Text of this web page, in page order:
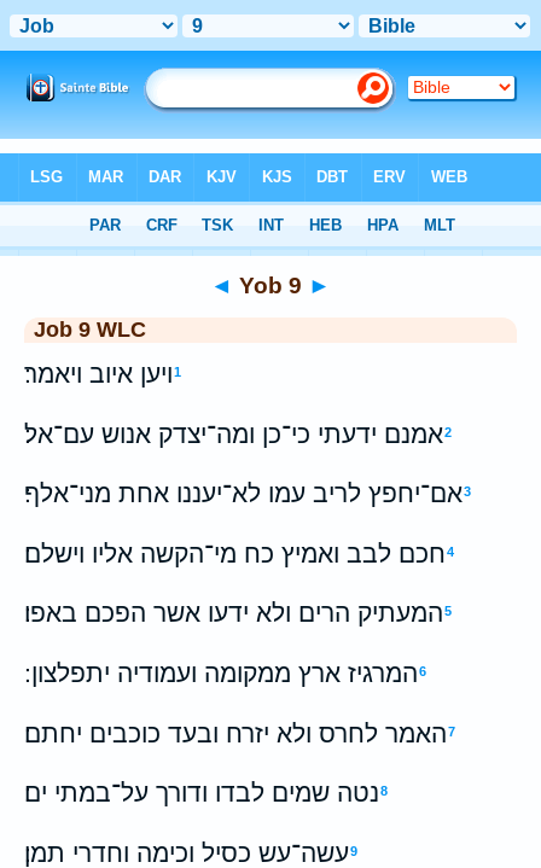
◄ Yob 9 ►
Job 9 WLC
1ויען איוב ויאמר׃
2אמנם ידעתי כי־כן ומה־יצדק אנוש עם־אל׃
3אם־יחפץ לריב עמו לא־יעננו אחת מני־אלף׃
4חכם לבב ואמיץ כח מי־הקשה אליו וישלם׃
5המעתיק הרים ולא ידעו אשר הפכם באפו׃
6המרגיז ארץ ממקומה ועמודיה יתפלצון ׃
7האמר לחרס ולא יזרח ובעד כוכבים יחתם׃
8נטה שמים לבדו ודורך על־במתי ים׃
9עשה־עש כסיל וכימה וחדרי תמן׃